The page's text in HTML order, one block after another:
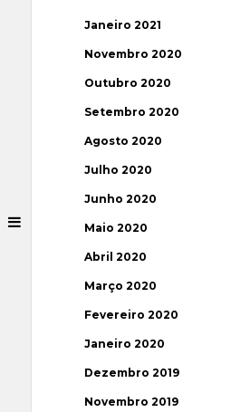
Janeiro 2021
Novembro 2020
Outubro 2020
Setembro 2020
Agosto 2020
Julho 2020
Junho 2020
Maio 2020
Abril 2020
Março 2020
Fevereiro 2020
Janeiro 2020
Dezembro 2019
Novembro 2019